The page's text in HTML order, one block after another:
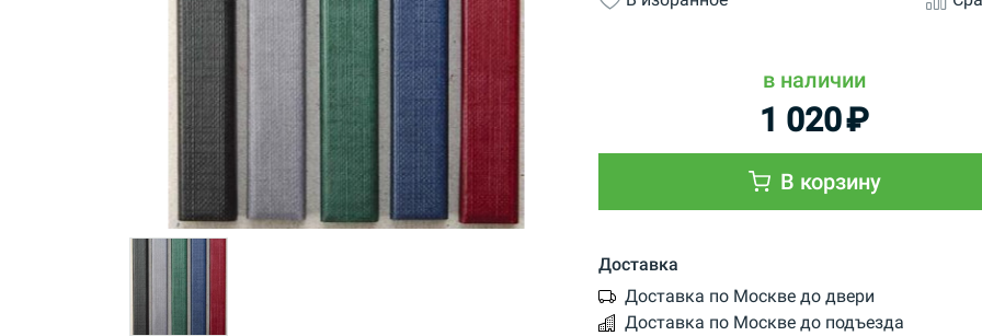
в наличии
1 020₽
В корзину
Доставка
Доставка по Москве до двери
Доставка по Москве до подъезда